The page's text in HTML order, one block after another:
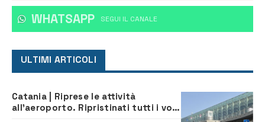
WHATSAPP ‎SEGUI IL CANALE
ULTIMI ARTICOLI
Catania | Riprese le attività
all’aeroporto. Ripristinati tutti i voli